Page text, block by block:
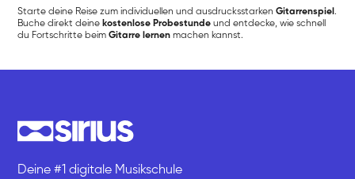
Starte deine Reise zum individuellen und ausdrucksstarkenGitarrenspiel.
Buche direkt deine kostenlose Probestunde und entdecke, wie schnell
du Fortschritte beimGitarre lernen machen kannst.
Deine #1 digitale Musikschule